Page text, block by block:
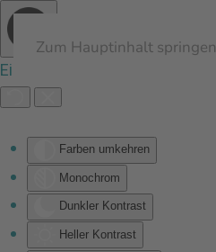
Eingabehilfen öffnen
Farben umkehren
Monochrom
Dunkler Kontrast
Heller Kontrast
Zum Hauptinhalt springen